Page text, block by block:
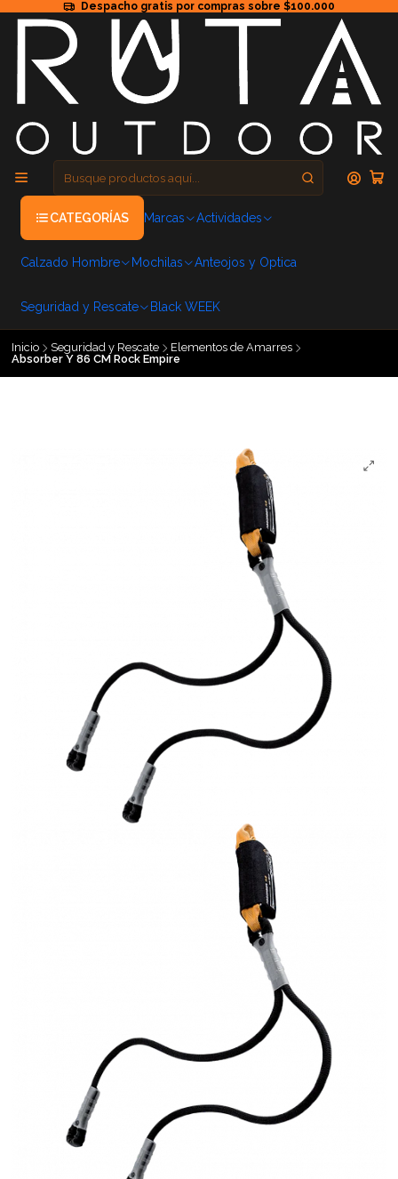
Despacho gratis por compras sobre $100.000
CATEGORÍAS Marcas Actividades
Calzado Hombre Mochilas Anteojos y Optica
Seguridad y Rescate Black WEEK
Inicio Seguridad y Rescate
Elementos de Amarres
Absorber Y 86 CM Rock Empire